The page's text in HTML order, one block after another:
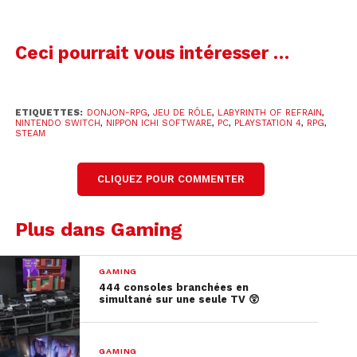
La légende raconte que quiconque pénètre dans le
labyrinthe de Refrain ne peut en sortir vivant. Une
Ceci pourrait vous intéresser …
ETIQUETTES: DONJON-RPG, JEU DE RÔLE, LABYRINTH OF REFRAIN,
NINTENDO SWITCH, NIPPON ICHI SOFTWARE, PC, PLAYSTATION 4, RPG,
STEAM
CLIQUEZ POUR COMMENTER
Plus dans Gaming
GAMING
444 consoles branchées en
simultané sur une seule TV 😲
GAMING